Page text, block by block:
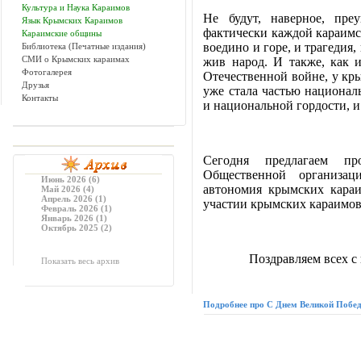
Культура и Наука Караимов
Язык Крымских Караимов
Караимские общины
Библиотека (Печатные издания)
СМИ о Крымских караимах
Фотогалерея
Друзья
Контакты
Июнь 2026 (6)
Май 2026 (4)
Апрель 2026 (1)
Февраль 2026 (1)
Январь 2026 (1)
Октябрь 2025 (2)
Показать весь архив
Не будут, наверное,
фактически каждой
воедино и горе, и
жив народ. И также, как
Отечественной войне, у
уже стала частью
и национальной гордости,
Сегодня предлагаем
Общественной
автономия крымских
участии крымских
Поздравляем всех
Подробнее про С Днем Великой